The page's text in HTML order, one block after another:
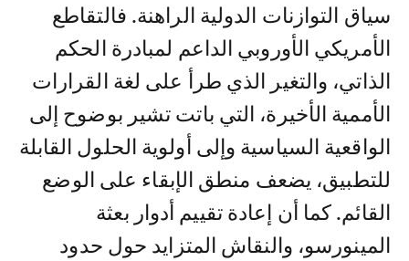
سياق التوازنات الدولية الراهنة. فالتقاطع
الأمريكي الأوروبي الداعم لمبادرة الحكم
الذاتي، والتغير الذي طرأ على لغة القرارات
الأممية الأخيرة، التي باتت تشير بوضوح إلى
الواقعية السياسية وإلى أولوية الحلول القابلة
للتطبيق، يضعف منطق الإبقاء على الوضع
القائم. كما أن إعادة تقييم أدوار بعثة
المينورسو، والنقاش المتزايد حول حدود